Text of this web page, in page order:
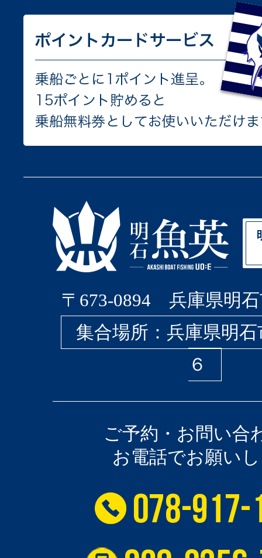
〒673-0894 兵庫県明石
集合場所：兵庫県明
６
ご予約・お問い合
お電話でお願い